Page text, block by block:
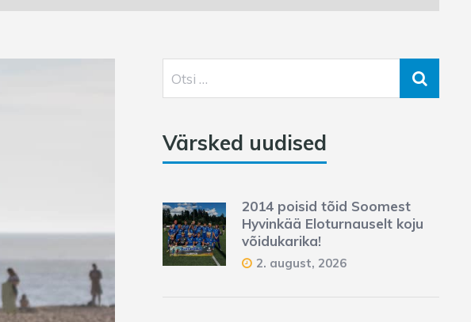
Värsked uudised
2014 poisid tõid Soomest
Hyvinkää Eloturnauselt koju
võidukarika!
2. august, 2026